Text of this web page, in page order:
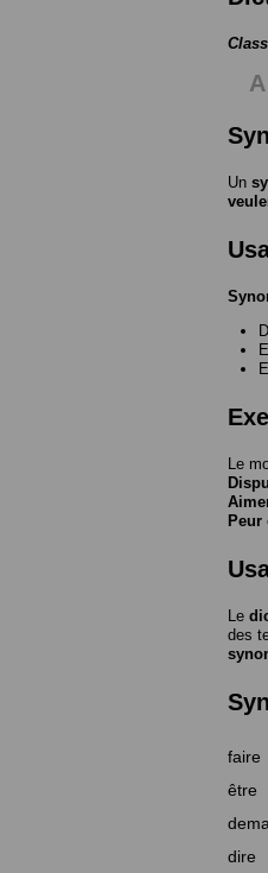
A
Un
Le
Peur
Le
des
faire
être
dire